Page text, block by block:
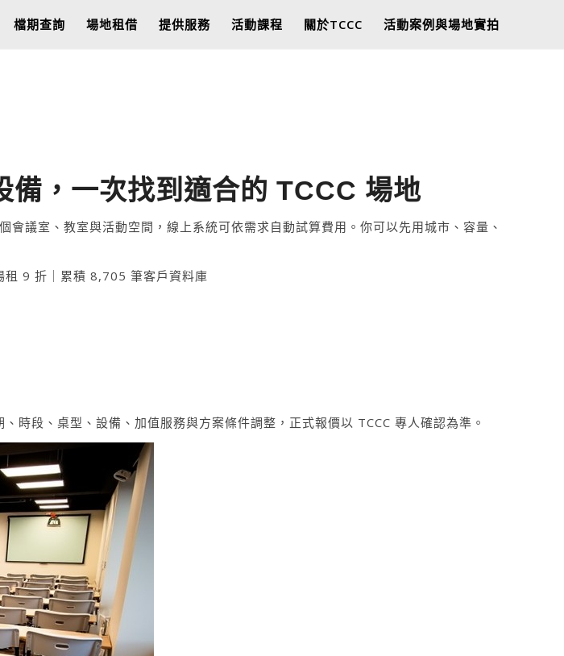
檔期查詢 場地租借 提供服務 活動課程 關於TCCC 活動案例與場地實拍
備，一次找到適合的 TCCC 場地
議室、教室與活動空間，線上系統可依需求自動試算費用。你可以先用城市、容量、
租 9 折｜累積 8,705 筆客戶資料庫
段、桌型、設備、加值服務與方案條件調整，正式報價以 TCCC 專人確認為準。